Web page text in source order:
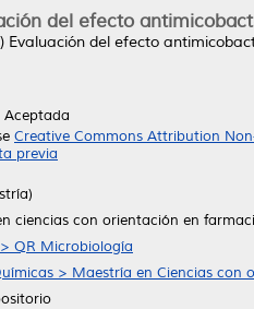
del efecto
Evaluación del efecto
Creative Commons Attribution
previa
ciencias con orientación en
QR Microbiología
> Maestría en Ciencias con